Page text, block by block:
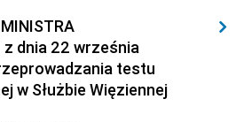
z dnia 22 września
testu
w Służbie Więziennej